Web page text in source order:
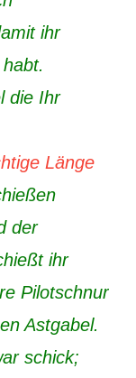
ihr
habt.
die Ihr
Länge
der
ihr
Pilotschnur
Astgabel.
schick;